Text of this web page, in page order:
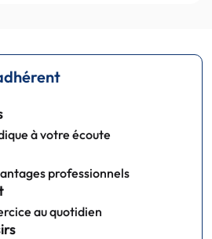
à votre écoute
professionnels
au quotidien